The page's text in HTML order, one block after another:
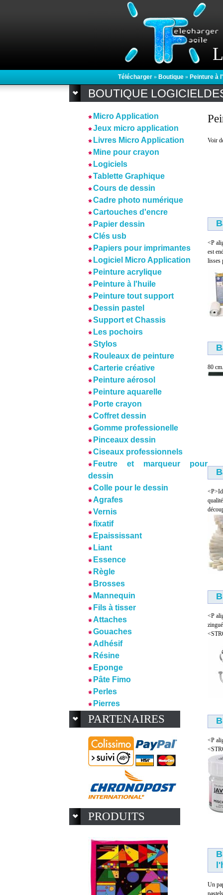
Télécharger » Boutique » Peinture à
BOUTIQUE
Micro Application
Jeux micro application
Livres Micro Application
Mine pour crayon
Logiciels
Tablette Graphique
Cours de dessin
Cadre photo numérique
Cartouches d'encre
Papier dessin
Clés usb
Papiers pour imprimantes
Logiciel Micro Application
Peinture acrylique
Peinture à l'huile
Peinture tout support
Dessin pastel
Support et Chassis
Les pochoirs
Stylos
Rouleaux de peinture
Carterie créative
Peinture aérosol
Peinture aquarelle
Porte crayon
Coffret dessin
Gomme professionelle
Pinceaux dessin
Ciseaux professionnels
Feutre et marqueur pour
dessin
Colle pour le dessin
Agrafes
Vernis
fixatif
Epaississant
Liant
Essence
Règle
Brosses
Mannequin
Fils à tisser
Attaches
Gouaches
Adhésif
Résine
Eponge
Pâte Fimo
Perles
Pierres
PARTENAIRES
PRODUITS
Voir
<P
est
lisses
80
<P
<P
Un